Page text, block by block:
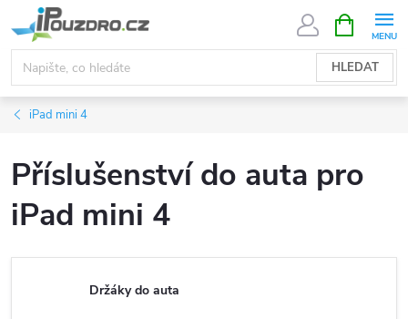
na
obsah
HLEDAT
NÁKUPNÍ
KOŠÍK
iPad mini 4
Příslušenství do auta pro
iPad mini 4
Držáky do auta